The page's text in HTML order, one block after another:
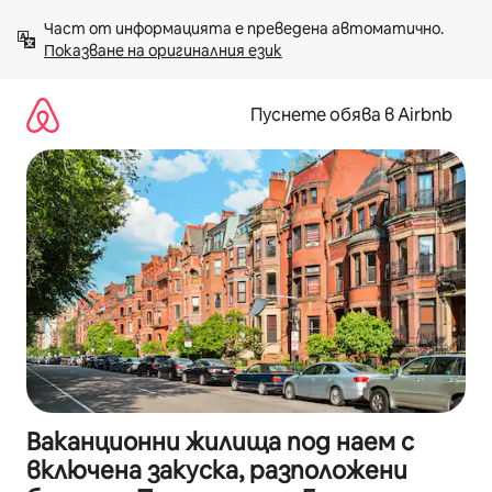
към
съдържанието
Показване на оригиналния език
Пуснете обява в Airbnb
Ваканционни жилища под наем с
включена закуска, разположени